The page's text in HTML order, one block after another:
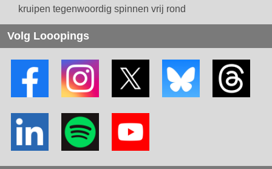
kruipen tegenwoordig spinnen vrij rond
Volg Looopings